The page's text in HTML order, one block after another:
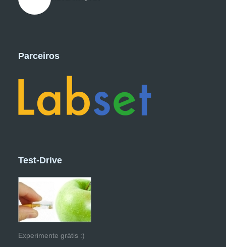
Parceiros
Test-Drive
Experimente grátis :)